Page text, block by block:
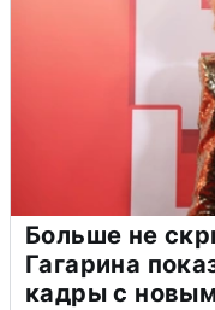
Больше не
Гагарина
кадры с